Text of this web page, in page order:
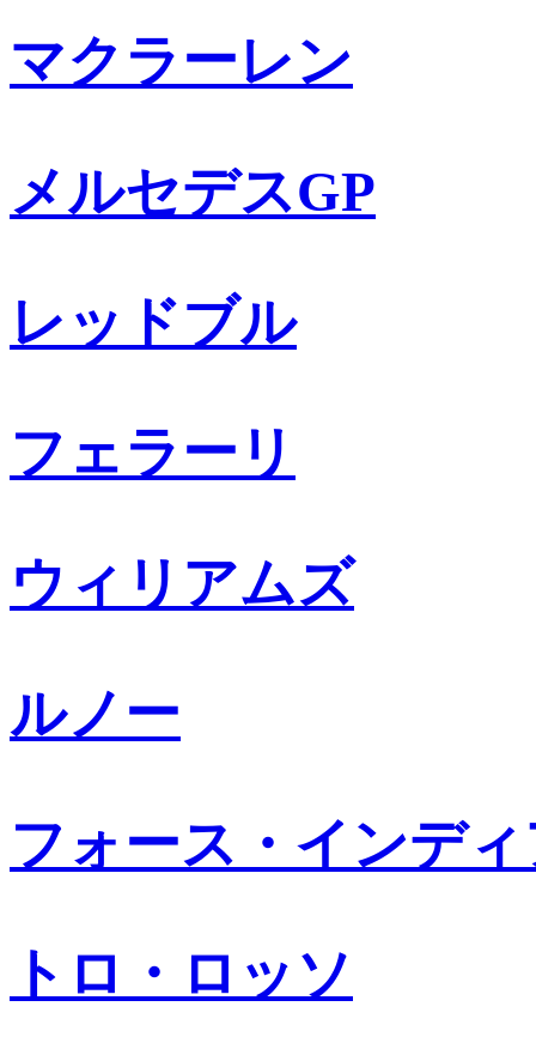
マクラーレン
メルセデスGP
レッドブル
フェラーリ
ウィリアムズ
ルノー
フォース・インデ
トロ・ロッソ